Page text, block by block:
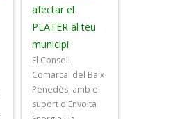
afectar el
PLATER al teu
municipi
El Consell
Comarcal del Baix
Penedès, amb el
suport d'Envolta